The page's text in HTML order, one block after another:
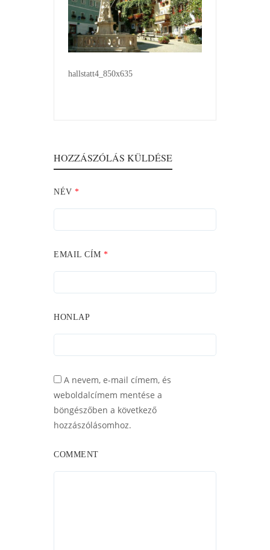
hallstatt4_850x635
HOZZÁSZÓLÁS KÜLDÉSE
NÉV *
EMAIL CÍM *
HONLAP
A nevem, e-mail címem, és
weboldalcímem mentése a
böngészőben a következő
hozzászólásomhoz.
COMMENT